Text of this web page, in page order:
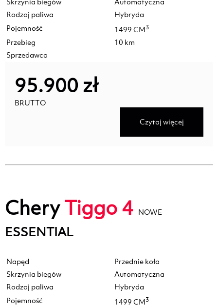
Rodzaj paliwa
Hybryda
Pojemność
1499 CM3
Przebieg
10 km
Sprzedawca
95.900 zł
BRUTTO
Czytaj więcej
CheryTiggo 4 NOWE
ESSENTIAL
Napęd
Przednie koła
Skrzynia biegów
Automatyczna
Rodzaj paliwa
Hybryda
Pojemność
1499 CM3